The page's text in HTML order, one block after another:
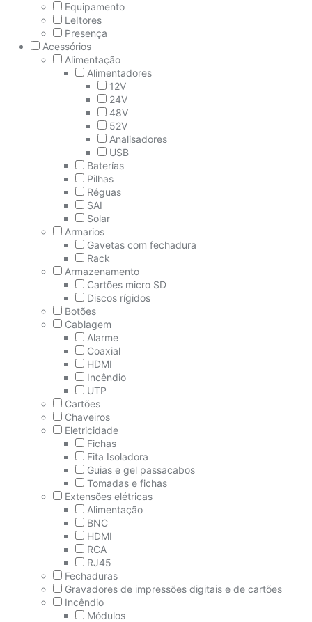
Equipamento
LeItores
Presença
Acessórios
Alimentação
Alimentadores
12V
24V
48V
52V
Analisadores
USB
Baterías
Pilhas
Réguas
SAI
Solar
Armarios
Gavetas com fechadura
Rack
Armazenamento
Cartões micro SD
Discos rígidos
Botões
Cablagem
Alarme
Coaxial
HDMI
Incêndio
UTP
Cartões
Chaveiros
Eletricidade
Fichas
Fita Isoladora
Guias e gel passacabos
Tomadas e fichas
Extensões elétricas
Alimentação
BNC
HDMI
RCA
RJ45
Fechaduras
Gravadores de impressões digitais e de cartões
Incêndio
Módulos